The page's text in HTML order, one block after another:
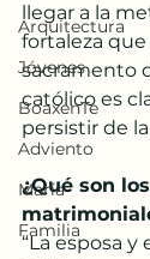
Arquitectura
Jóvenes
BoaxenTe
Adviento
María
Familia
llegar a la
fortaleza
sacramento
católico es
persistir de
¿Qué son
“La esposa